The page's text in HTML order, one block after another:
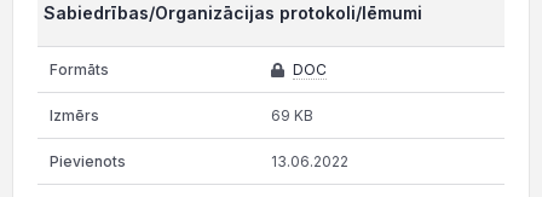
Sabiedrības/Organizācijas protokoli/lēmumi
DOC
69 KB
13.06.2022